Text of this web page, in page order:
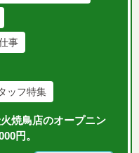
事
ッフ特集
焼鳥店のオープニン
円。